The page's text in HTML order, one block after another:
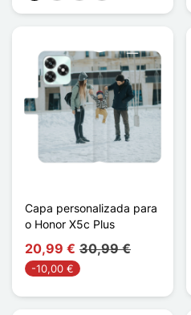
Capa personalizada para
o Honor X5c Plus
20,99 € 30,99 €
-10,00 €